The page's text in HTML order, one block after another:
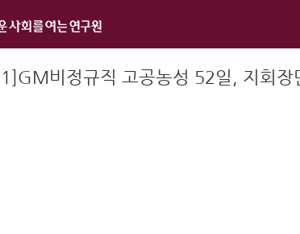
비정규직 고공농성 52일, 지회